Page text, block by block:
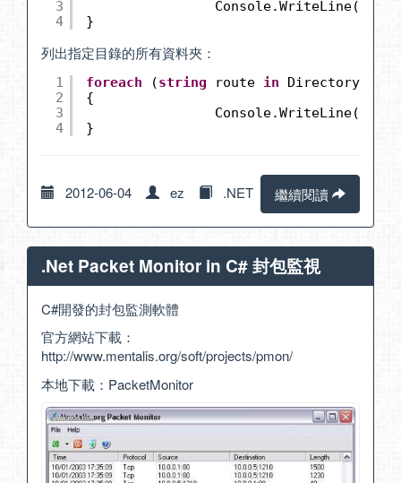
3
4
}
列出指定目錄的所有資料夾：
1
2
3
4
foreach (string route in
{
}
2012-06-04 ez .NET 繼續閱讀
.Net Packet Monitor in C# 封包監視
C#開發的封包監測軟體
官方網站下載：
http://www.mentalis.org/soft/projects/pmon/
本地下載： PacketMonitor